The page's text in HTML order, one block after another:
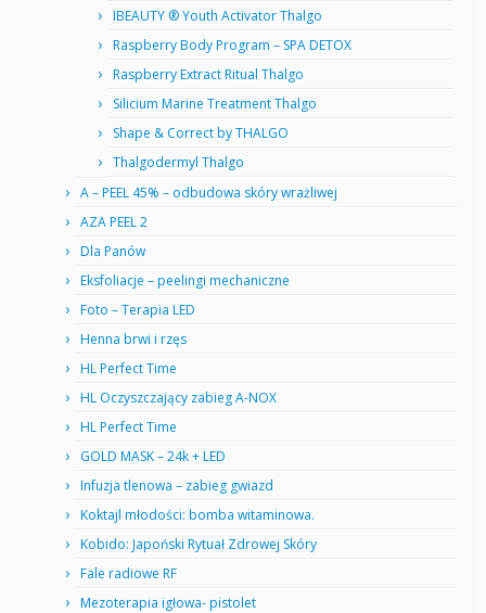
IBEAUTY ® Youth Activator Thalgo
Raspberry Body Program – SPA DETOX
Raspberry Extract Ritual Thalgo
Silicium Marine Treatment Thalgo
Shape & Correct by THALGO
Thalgodermyl Thalgo
A – PEEL 45% – odbudowa skóry wrażliwej
AZA PEEL 2
Dla Panów
Eksfoliacje – peelingi mechaniczne
Foto – Terapia LED
Henna brwi i rzęs
HL Perfect Time
HL Oczyszczający zabieg A-NOX
HL Perfect Time
GOLD MASK – 24k + LED
Infuzja tlenowa – zabieg gwiazd
Koktajl młodości: bomba witaminowa.
Kobido: Japoński Rytuał Zdrowej Skóry
Fale radiowe RF
Mezoterapia igłowa- pistolet